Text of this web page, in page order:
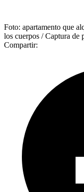
Foto: apartamento que
los cuerpos / Captura de
Compartir: